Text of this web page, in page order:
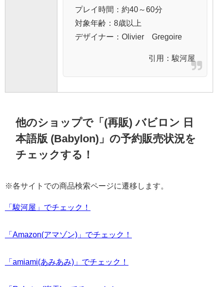
プレイ時間：約40～60分
対象年齢：8歳以上
デザイナー：Olivier Gregoire
引用： 駿河屋
他のショップで「(再販) バビロン 日
本語版 (Babylon)」の予約販売状況を
チェックする！
※各サイトでの商品検索ページに遷移します。
「駿河屋」でチェック！
「Amazon(アマゾン)」でチェック！
「amiami(あみあみ)」でチェック！